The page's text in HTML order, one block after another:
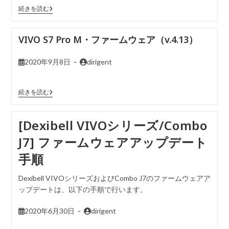
続きを読む
VIVO S7 Pro M・ファームウェア（v.4.13）
2020年9月8日 dirigent
続きを読む
[Dexibell VIVOシリーズ/Combo
J7] ファームウェアアップデート
手順
Dexibell VIVOシリーズおよびCombo J7のファームウェアア
ップデートは、以下の手順で行います。
2020年6月30日 dirigent